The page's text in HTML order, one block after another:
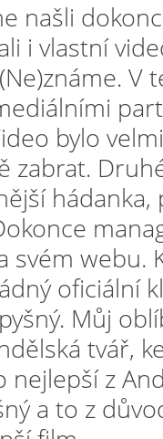
našli
i vlastní
V
bylo
zabrat.
hádanka,
svém webu.
oficiální
Můj
tvář,
nejlepší z
a to z